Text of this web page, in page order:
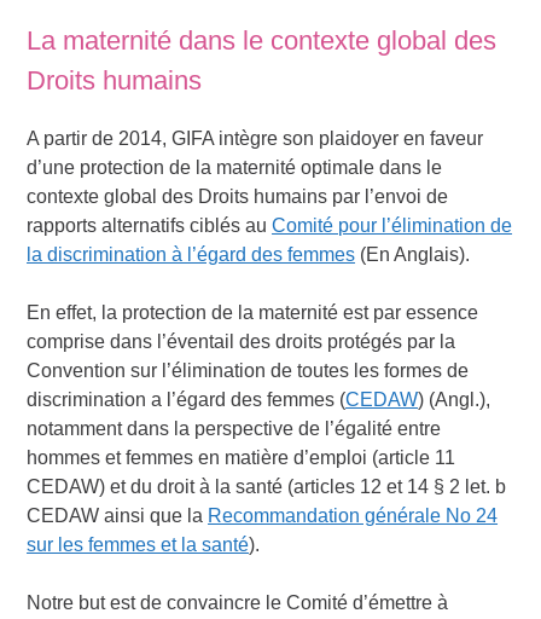
La maternité dans le contexte global des
Droits humains
A partir de 2014, GIFA intègre son plaidoyer en faveur
d’une protection de la maternité optimale dans le
contexte global des Droits humains par l’envoi de
rapports alternatifs ciblés auComité pour l’élimination de
la discrimination à l’égard des femmes (En Anglais).
En effet, la protection de la maternité est par essence
comprise dans l’éventail des droits protégés par la
Convention sur l’élimination de toutes les formes de
discrimination a l’égard des femmes (CEDAW) (Angl.),
notamment dans la perspective de l’égalité entre
hommes et femmes en matière d’emploi (article 11
CEDAW) et du droit à la santé (articles 12 et 14 § 2 let. b
CEDAW ainsi que la Recommandation générale No 24
sur les femmes et la santé).
Notre but est de convaincre le Comité d’émettre à